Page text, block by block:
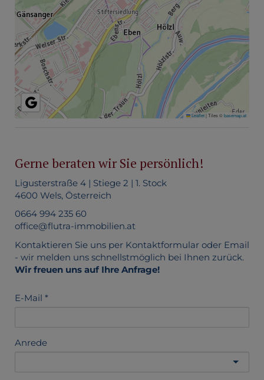
Leaflet| Tiles ©basemap.at
Gerne beraten wir Sie persönlich!
Ligusterstraße 4 | Stiege 2 | 1. Stock
4600 Wels, Österreich
0664 994 235 60
office@flutra-immobilien.at
Kontaktieren Sie uns per Kontaktformular oder Email
- wir melden uns schnellstmöglich bei Ihnen zurück.
Wir freuen uns auf Ihre Anfrage!
E-Mail
Anrede